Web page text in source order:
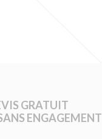
GRATUIT
ENGAGEMENT